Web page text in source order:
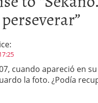
”
cuando apareció en
la foto. ¿Podía